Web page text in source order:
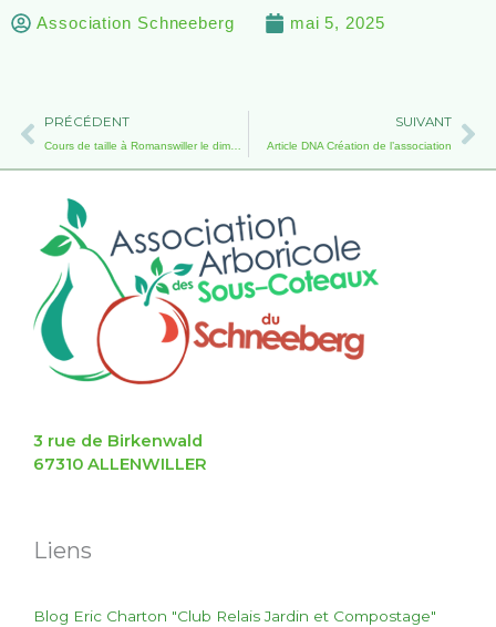
Association Schneeberg mai 5, 2025
Précédent
PRÉCÉDENT SUIVANT
Article DNA Création de l’association
3 rue de Birkenwald
67310 ALLENWILLER
Liens
Blog Eric Charton "Club Relais Jardin et Compostage"